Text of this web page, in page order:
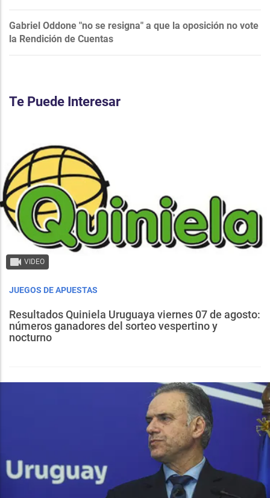
Gabriel Oddone "no se resigna" a que la oposición no vote
la Rendición de Cuentas
Te Puede Interesar
VIDEO
JUEGOS DE APUESTAS
Resultados Quiniela Uruguaya viernes 07 de agosto:
números ganadores del sorteo vespertino y
nocturno